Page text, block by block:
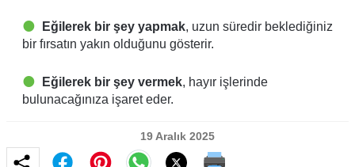
Eğilerek bir şey yapmak, uzun süredir beklediğiniz
bir fırsatın yakın olduğunu gösterir.
Eğilerek bir şey vermek, hayır işlerinde
bulunacağınıza işaret eder.
19 Aralık 2025